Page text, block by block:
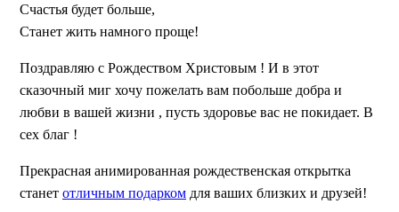
Счастья будет больше,
Станет жить намного проще!
Поздравляю с Рождеством Христовым ! И в этот
сказочный миг хочу пожелать вам побольше добра и
любви в вашей жизни , пусть здоровье вас не покидает. В
сех благ !
Прекрасная анимированная рождественская открытка
станет отличным подарком для ваших близких и друзей!